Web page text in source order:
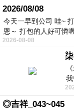
2026/08/08
今天一早到公司 哇~
恩～ 打包的人好可憐
2026-08-08
◎吉祥_043~045